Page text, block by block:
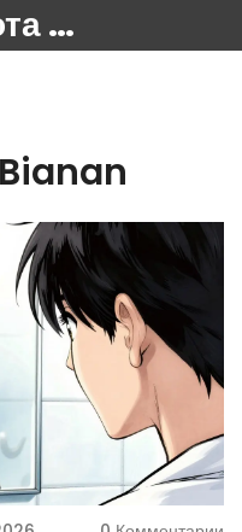
Цветочная Красота 24